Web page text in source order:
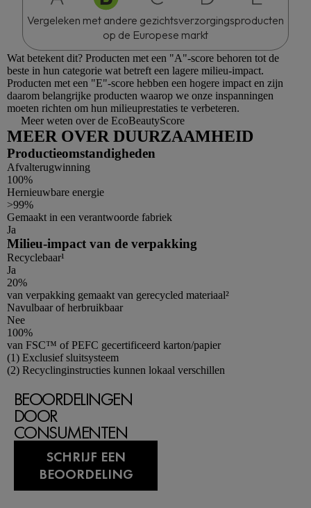
Vergeleken met andere gezichtsverzorgingsproducten
op de Europese markt
Wat betekent dit? Producten met een "A"-score behoren tot de
beste in hun categorie wat betreft een lagere milieu-impact.
Producten met een "E"-score hebben een hogere impact en zijn
daarom belangrijke producten waarop we onze inspanningen
moeten richten om hun milieuprestaties te verbeteren.
Meer weten over de EcoBeautyScore
MEER OVER DUURZAAMHEID
Productieomstandigheden
Afvalterugwinning
100%
Hernieuwbare energie
>99%
Gemaakt in een verantwoorde fabriek
Ja
Milieu-impact van de verpakking
Recyclebaar¹
Ja
20%
van verpakking gemaakt van gerecycled materiaal²
Navulbaar of herbruikbaar
Nee
100%
van FSC™ of PEFC gecertificeerd karton/papier
Footnotes
(1) Exclusief sluitsysteem
(2) Recyclinginstructies kunnen lokaal verschillen
BEOORDELINGEN
DOOR
CONSUMENTEN
SCHRIJF EEN
BEOORDELING